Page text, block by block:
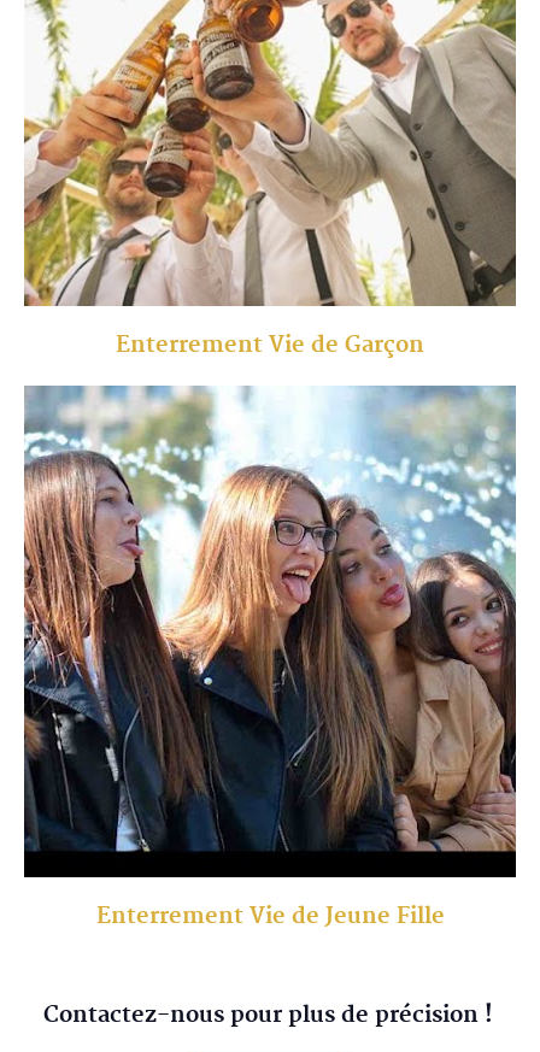
Enterrement Vie de Garçon
Enterrement Vie de Jeune Fille
Contactez-nous pour plus de précision !